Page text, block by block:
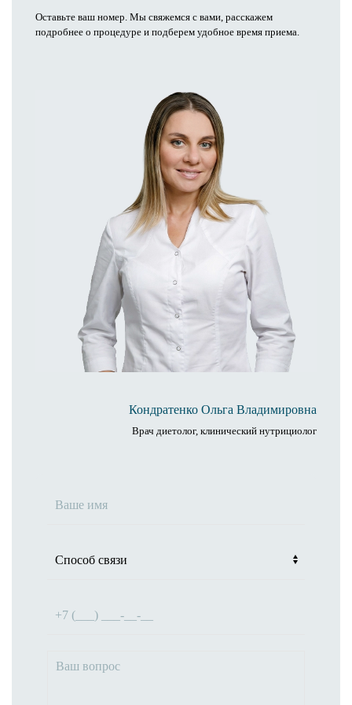
Оставьте ваш номер. Мы свяжемся с вами, расскажем
подробнее о процедуре и подберем удобное время приема.
Кондратенко Ольга Владимировна
Врач диетолог, клинический нутрициолог